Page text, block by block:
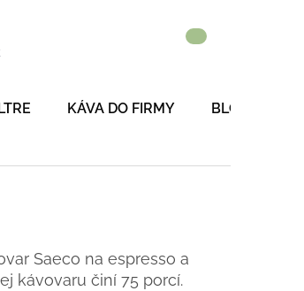
KÁVA DO FIRMY BLOG
Saeco na espresso a
kávovaru činí 75 porcí.